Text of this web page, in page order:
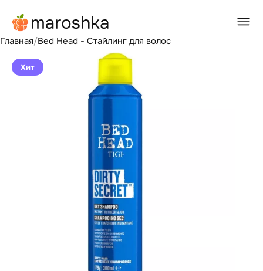
Главная/Bed Head - Стайлинг для волос
Хит